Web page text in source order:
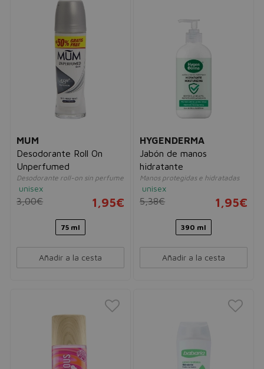
MUM
Desodorante Roll On
Unperfumed
Desodorante roll-on sin perfume
unisex
3,00€ 1,95€
75 ml
Añadir a la cesta
HYGENDERMA
Jabón de manos
hidratante
Manos protegidas e hidratadas
unisex
5,38€ 1,95€
390 ml
Añadir a la cesta